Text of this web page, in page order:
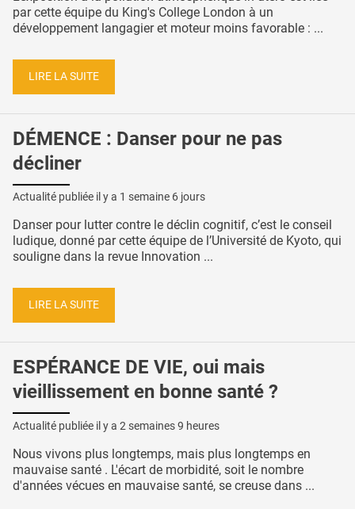
par cette équipe du King's College London à un
développement langagier et moteur moins favorable : ...
LIRE LA SUITE
DÉMENCE : Danser pour ne pas
décliner
Actualité publiée il y a 1 semaine 6 jours
Danser pour lutter contre le déclin cognitif, c’est le conseil
ludique, donné par cette équipe de l’Université de Kyoto, qui
souligne dans la revue Innovation ...
LIRE LA SUITE
ESPÉRANCE DE VIE, oui mais
vieillissement en bonne santé ?
Actualité publiée il y a 2 semaines 9 heures
Nous vivons plus longtemps, mais plus longtemps en
mauvaise santé . L'écart de morbidité, soit le nombre
d'années vécues en mauvaise santé, se creuse dans ...